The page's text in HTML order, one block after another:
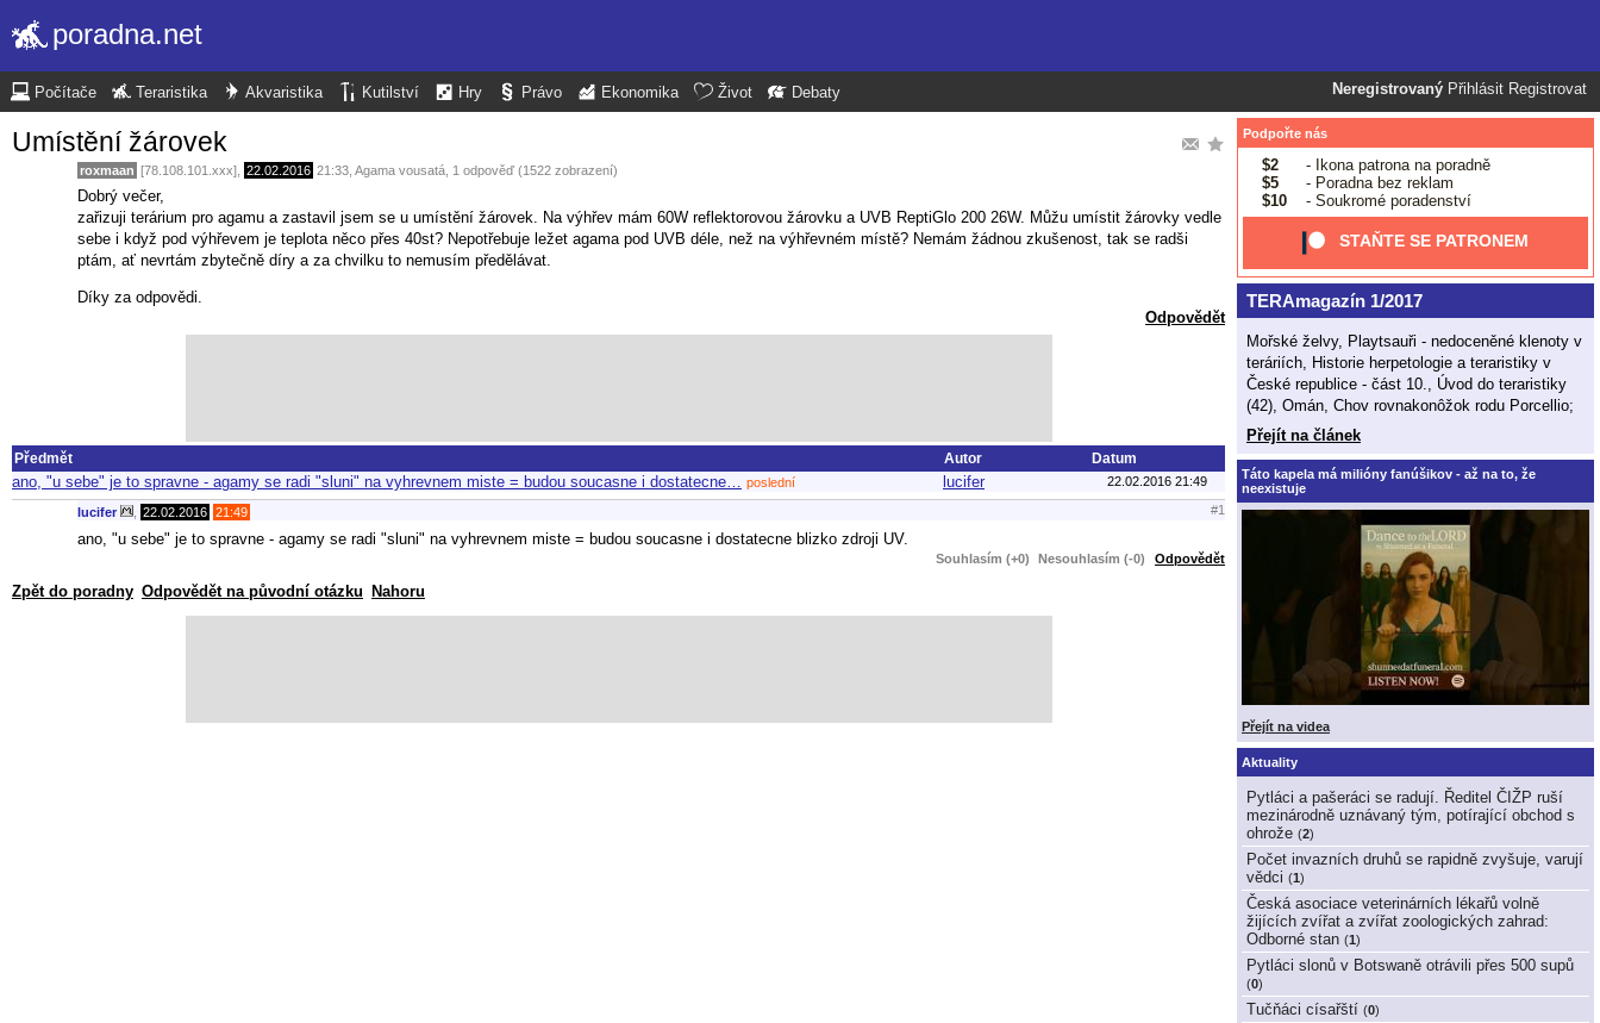
poradna.net
Neregistrovaný Přihlásit Registrovat
Počítače Teraristika Akvaristika Kutilství Hry Právo Ekonomika Život Debaty
Umístění žárovek
roxmaan [78.108.101.xxx], 22.02.2016 21:33 Agama vousatá , 1 odpověď (1522 zobrazení)
Dobrý večer,
zařizuji terárium pro agamu a zastavil jsem se u umístění žárovek. Na výhřev mám 60W reflektorovou žárovku a UVB ReptiGlo 200 26W. Můžu umístit žárovky vedle
sebe i když pod výhřevem je teplota něco přes 40st? Nepotřebuje ležet agama pod UVB déle, než na výhřevném místě? Nemám žádnou zkušenost, tak se radši
ptám, ať nevrtám zbytečně díry a za chvilku to nemusím předělávat.
Díky za odpovědi.
Odpovědět
Předmět Autor Datum
ano, "u sebe" je to spravne - agamy se radi "sluni" na vyhrevnem miste = budou soucasne i dostatecne… poslední lucifer 22.02.2016 21:49
lucifer 22.02.2016 21:49 #1
ano, "u sebe" je to spravne - agamy se radi "sluni" na vyhrevnem miste = budou soucasne i dostatecne blizko zdroji UV.
Souhlasím (+0) Nesouhlasím (-0) Odpovědět
Zpět do poradny Odpovědět na původní otázku Nahoru
Podpořte nás
$2
- Ikona patrona na poradně
$5
- Poradna bez reklam
$10
- Soukromé poradenství
STAŇTE SE PATRONEM
TERAmagazín 1/2017
Mořské želvy, Playtsauři - nedoceněné klenoty v
teráriích, Historie herpetologie a teraristiky v
České republice - část 10., Úvod do teraristiky
(42), Omán, Chov rovnakonôžok rodu Porcellio;
Přejít na článek
Táto kapela má milióny fanúšikov - až na to, že
neexistuje
Přejít na videa
Aktuality
Pytláci a pašeráci se radují. Ředitel ČIŽP ruší
mezinárodně uznávaný tým, potírající obchod s
ohrože (2)
Počet invazních druhů se rapidně zvyšuje, varují
vědci (1)
Česká asociace veterinárních lékařů volně
žijících zvířat a zvířat zoologických zahrad:
Odborné stan (1)
Pytláci slonů v Botswaně otrávili přes 500 supů
(0)
Tučňáci císařští (0)